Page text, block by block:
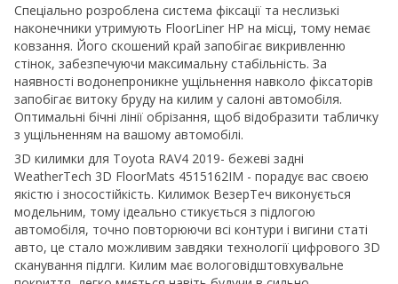
Спеціально розроблена система фіксації та неслизькі
наконечники утримують FloorLiner HP на місці, тому немає
ковзання. Його скошений край запобігає викривленню
стінок, забезпечуючи максимальну стабільність. За
наявності водонепроникне ущільнення навколо фіксаторів
запобігає витоку бруду на килим у салоні автомобіля.
Оптимальні бічні лінії обрізання, щоб відобразити табличку
з ущільненням на вашому автомобілі.
3D килимки для Toyota RAV4 2019- бежеві задні
WeatherTech 3D FloorMats 4515162IM - порадує вас своєю
якістю і зносостійкість. Килимок ВезерТеч виконується
модельним, тому ідеально стикується з підлогою
автомобіля, точно повторюючи всі контури і вигини статі
авто, це стало можливим завдяки технології цифрового 3D
сканування підлги. Килим має вологовідштовхувальне